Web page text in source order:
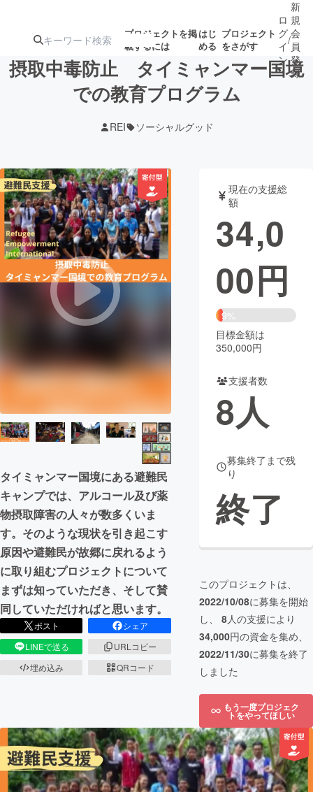
プロジェクトを掲
載するには
はじ
める
プロジェクト
をさがす
ジェクト
ロジェクト
アート・写真 音楽
テクノロジー・ガジェット ゲーム・
映像・映画 書籍・雑誌
ビジネス・起業 チャレンジ
CAMPFIRE for Social Good
CAMPFIRE Creation
CAMPFIREふるさと納税machi-ya コミュニティ
ロ
グ
イ
ン
/
新
規
会
員
登
録
摂取中毒防止 タイミャンマー国境
での教育プログラム
REI ソーシャルグッド
タイミャンマー国境にある避難民
キャンプでは、アルコール及び薬
物摂取障害の人々が数多くいま
す。そのような現状を引き起こす
原因や避難民が故郷に戻れるよう
に取り組むプロジェクトについて
まずは知っていただき、そして賛
同していただければと思います。
ポスト
シェア
LINEで送る
URLコピー
埋め込み
QRコード
現在の支援総
額
34,0
00円
9%
目標金額は
350,000円
支援者数
8人
募集終了まで残
り
終了
このプロジェクトは、
2022/10/08に募集を開始
し、 8人の支援により
34,000円の資金を集め、
2022/11/30に募集を終了
しました
もう一度プロジェク
トをやってほしい